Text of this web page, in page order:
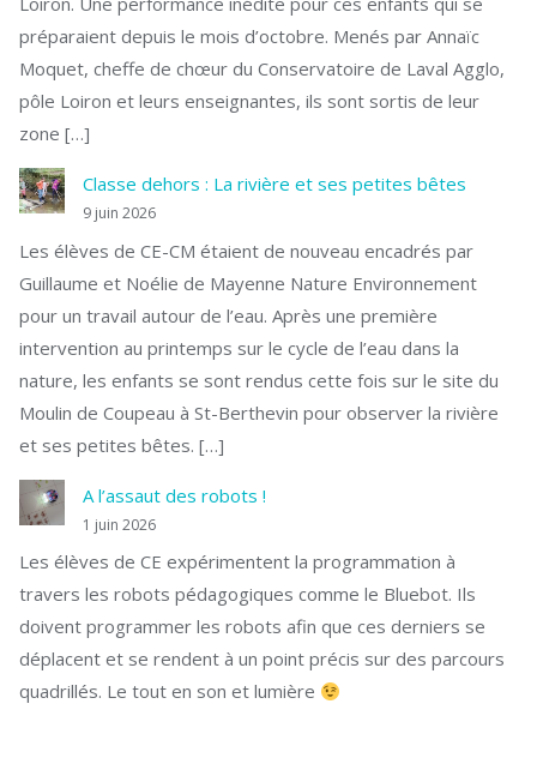
préparaient depuis le mois d’octobre. Menés par Annaïc
Moquet, cheffe de chœur du Conservatoire de Laval Agglo,
pôle Loiron et leurs enseignantes, ils sont sortis de leur
zone […]
Classe dehors : La rivière et ses petites bêtes
9 juin 2026
Les élèves de CE-CM étaient de nouveau encadrés par
Guillaume et Noélie de Mayenne Nature Environnement
pour un travail autour de l’eau. Après une première
intervention au printemps sur le cycle de l’eau dans la
nature, les enfants se sont rendus cette fois sur le site du
Moulin de Coupeau à St-Berthevin pour observer la rivière
et ses petites bêtes. […]
A l’assaut des robots !
1 juin 2026
Les élèves de CE expérimentent la programmation à
travers les robots pédagogiques comme le Bluebot. Ils
doivent programmer les robots afin que ces derniers se
déplacent et se rendent à un point précis sur des parcours
quadrillés. Le tout en son et lumière